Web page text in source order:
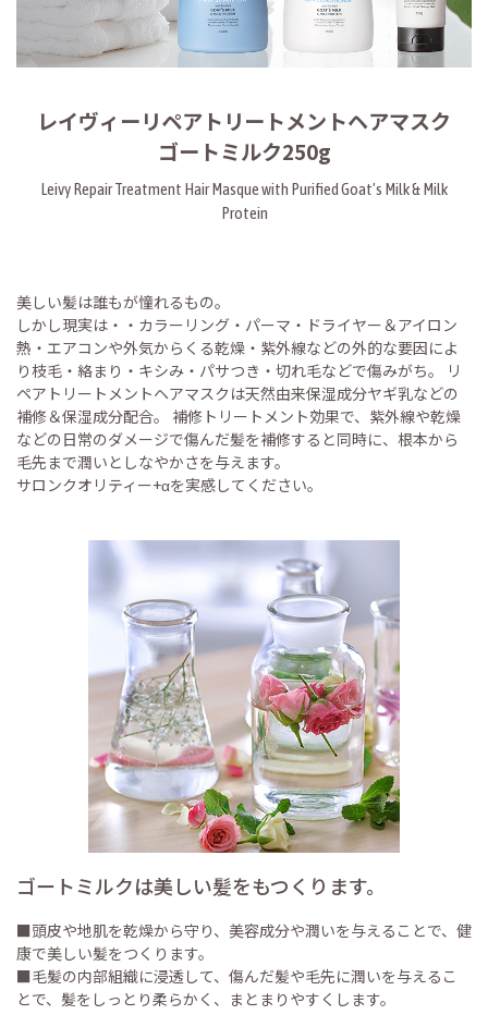
レイヴィーリペアトリートメントヘアマスク
ゴートミルク250g
Leivy Repair Treatment Hair Masque with Purified Goat’s Milk & Milk
Protein
美しい髪は誰もが憧れるもの。
しかし現実は・・カラーリング・パーマ・ドライヤー＆アイロン
熱・エアコンや外気からくる乾燥・紫外線などの外的な要因によ
り枝毛・絡まり・キシみ・パサつき・切れ毛などで傷みがち。 リ
ペアトリートメントヘアマスクは天然由来保湿成分ヤギ乳などの
補修＆保湿成分配合。 補修トリートメント効果で、紫外線や乾燥
などの日常のダメージで傷んだ髪を補修すると同時に、根本から
毛先まで潤いとしなやかさを与えます。
サロンクオリティー+αを実感してください。
ゴートミルクは美しい髪をもつくります。
■頭皮や地肌を乾燥から守り、美容成分や潤いを与えることで、健
康で美しい髪をつくります。
■毛髪の内部組織に浸透して、傷んだ髪や毛先に潤いを与えるこ
とで、髪をしっとり柔らかく、まとまりやすくします。